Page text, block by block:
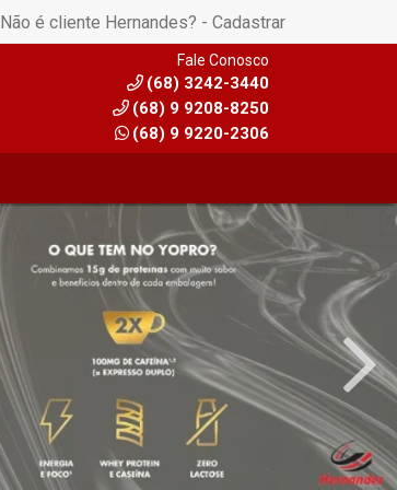
Não é cliente Hernandes? - Cadastrar
Fale Conosco
(68) 3242-3440
(68) 9 9208-8250
(68) 9 9220-2306